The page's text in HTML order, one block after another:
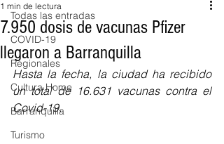
Todas las entradas
COVID-19
Regionales
Cultura Home
Barranquilla
Turismo
7.950 dosis de vacunas Pfizer
llegaron a Barranquilla
1 min de lectura
Hasta la fecha, la ciudad ha recibido
un total de 16.631 vacunas contra el
Covid-19.